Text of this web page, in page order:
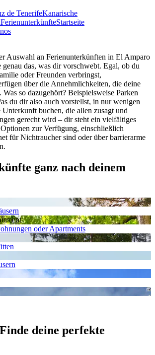
de TenerifeKanarische
FerienunterkünfteStartseite
Auswahl an Ferienunterkünften in El Amparo
das, was dir vorschwebt. Egal, ob du
oder Freunden verbringst,
über die Annehmlichkeiten, die deine
so dazugehört? Beispielsweise Parken
du dir also auch vorstellst, in nur wenigen
buchen, die allen zusagt und
gerecht wird – dir steht ein vielfältiges
zur Verfügung, einschließlich
für Nichtraucher sind oder über barrierarme
ganz nach deinem
oder Apartments
deine perfekte